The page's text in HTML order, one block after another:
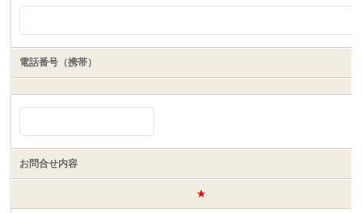
電話番号（携帯）
お問合せ内容
★